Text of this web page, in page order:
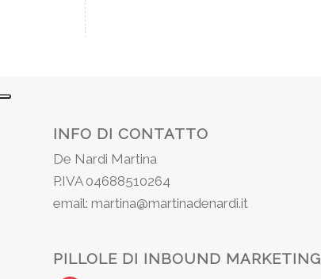
INFO DI CONTATTO
De Nardi Martina
P.IVA 04688510264
email: martina@martinadenardi.it
PILLOLE DI INBOUND MARKETING